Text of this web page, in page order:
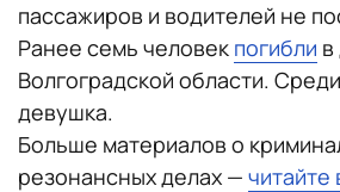
пассажиров и водителей не
Ранее семь человек погибли
Волгоградской области.
девушка.
Больше материалов о
резонансных делах — читайте